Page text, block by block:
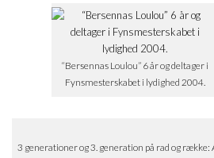
“Bersennas Loulou” 6 år og deltager i
Fynsmesterskabet i lydighed 2004.
3 generationer og 3. generation på rad og række: